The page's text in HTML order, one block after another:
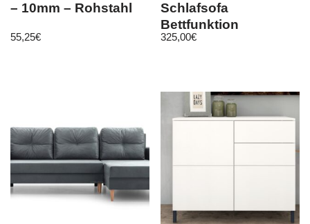
– 10mm – Rohstahl
55,25€
Schlafsofa
Bettfunktion
Schlaffunktion
325,00€